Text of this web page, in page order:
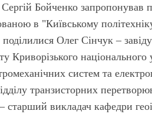
Бойченко запропонував
в "Ки­ївському
Олег Сінчук –
Криворізького
систем та
транзисторних
старший викладач кафедри